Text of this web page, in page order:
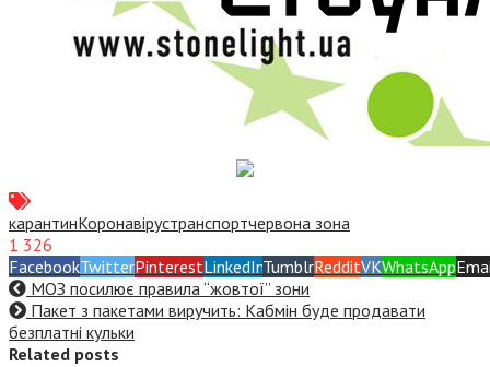
карантинКоронавірустранспортчервона зона
1 326
FacebookTwitterPinterestLinkedInTumblrRedditVKWhatsApp
МОЗ посилює правила “жовтої” зони
Пакет з пакетами виручить: Кабмін буде продавати
безплатні кульки
Related posts